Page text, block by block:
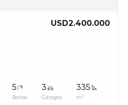
USD2.400.000
5
Baños
3
Garages
335
m²